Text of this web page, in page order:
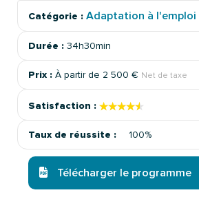
Catégorie : Adaptation à l'emploi
Durée : 34h30min
Prix : À partir de 2 500 € Net de taxe
Satisfaction : ★★★★★
★★★★★
Taux de réussite : 100%
Télécharger le programme